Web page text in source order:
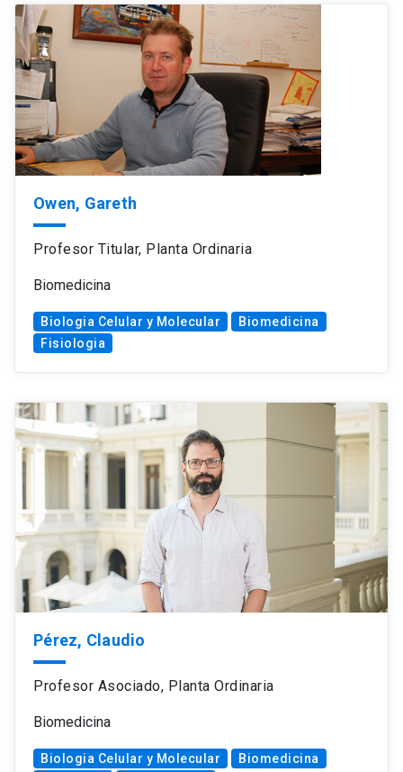
Owen, Gareth
Profesor Titular, Planta Ordinaria
Biomedicina
Biologia Celular y Molecular
Biomedicina
Fisiologia
Pérez, Claudio
Profesor Asociado, Planta Ordinaria
Biomedicina
Biologia Celular y Molecular
Biomedicina